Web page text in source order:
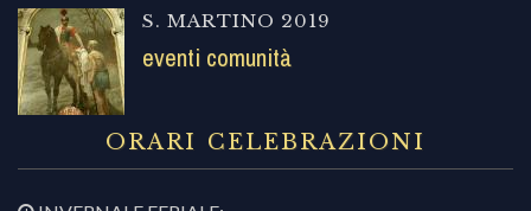
S. MARTINO 2019
eventi comunità
ORARI CELEBRAZIONI